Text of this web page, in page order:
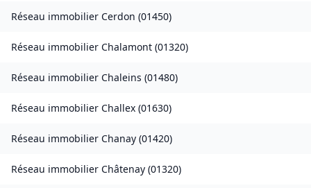
Réseau immobilier Cerdon (01450)
Réseau immobilier Chalamont (01320)
Réseau immobilier Chaleins (01480)
Réseau immobilier Challex (01630)
Réseau immobilier Chanay (01420)
Réseau immobilier Châtenay (01320)